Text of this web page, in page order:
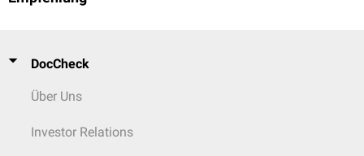
DocCheck
Über Uns
Investor Relations